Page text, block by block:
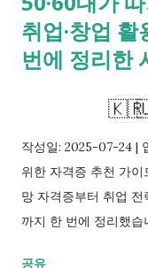
취업·창업
번에 정리한
🇰🇷
작성일: 2025-07-24 |
위한 자격증 추천 가이
망 자격증부터 취업
까지 한 번에 정리했
공유